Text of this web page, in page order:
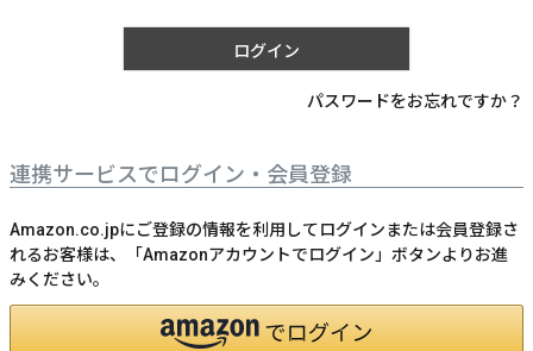
ログイン
パスワードをお忘れですか？
連携サービスでログイン・会員登録
Amazon.co.jpにご登録の情報を利用してログインまたは会員登録さ
れるお客様は、「Amazonアカウントでログイン」ボタンよりお進
みください。